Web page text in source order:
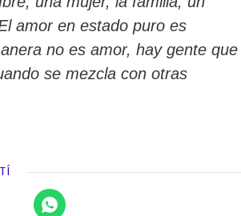
amor en estado puro es
no es amor, hay gente que
se mezcla con otras